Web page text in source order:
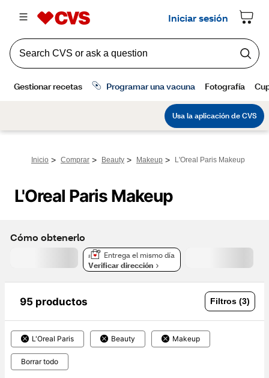
Inicio > Comprar > Beauty > Makeup > L'Oreal Paris Makeup
L'Oreal Paris Makeup
Cómo obtenerlo
Entrega el mismo día
Verificar dirección
95 productos Filtros (3)
L'Oreal Paris Beauty Makeup
Borrar todo